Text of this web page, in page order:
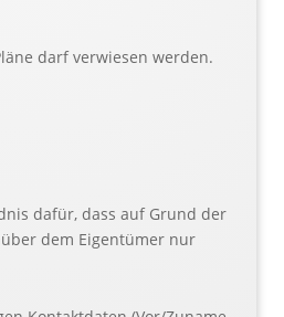
darf verwiesen werden.
dafür, dass auf Grund der
dem Eigentümer nur